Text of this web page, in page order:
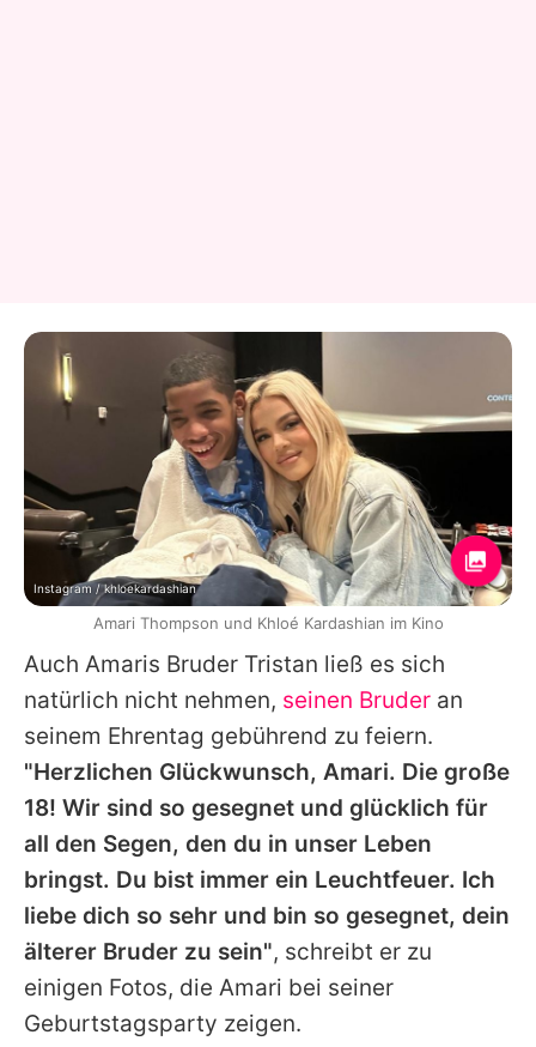
Auch Amaris Bruder Tristan ließ es sich
natürlich nicht nehmen, seinen Bruder an
seinem Ehrentag gebührend zu feiern.
"Herzlichen Glückwunsch, Amari. Die große
18! Wir sind so gesegnet und glücklich für
all den Segen, den du in unser Leben
bringst. Du bist immer ein Leuchtfeuer. Ich
liebe dich so sehr und bin so gesegnet, dein
älterer Bruder zu sein", schreibt er zu
einigen Fotos, die Amari bei seiner
Geburtstagsparty zeigen.
Instagram / khloekardashian
Amari Thompson und Khloé Kardashian im Kino